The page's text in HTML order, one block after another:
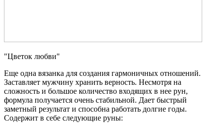
"Цветок любви"
Еще одна вязанка для создания гармоничных отношений.
Заставляет мужчину хранить верность. Несмотря на
сложность и большое количество входящих в нее рун,
формула получается очень стабильной. Дает быстрый
заметный результат и способна работать долгие годы.
Содержит в себе следующие руны: